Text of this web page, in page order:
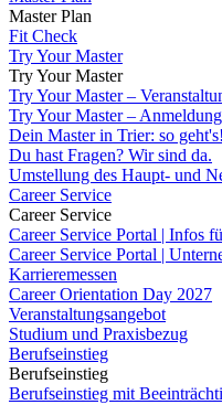
Master Plan
Fit Check
Try Your Master
Try Your Master
Try Your Master –
Try Your Master – Anmeldung
Dein Master in Trier: so geht's!
Du hast Fragen? Wir sind da.
Umstellung des Haupt- und
Career Service
Career Service
Career Service Portal | Infos
Career Service Portal |
Karrieremessen
Career Orientation Day 2027
Veranstaltungsangebot
Studium und Praxisbezug
Berufseinstieg
Berufseinstieg
Berufseinstieg mit